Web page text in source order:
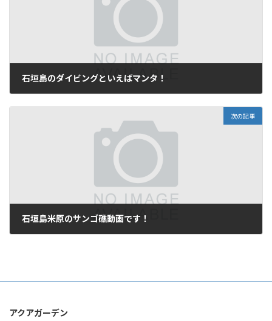
石垣島のダイビングといえばマンタ！
次の記事
石垣島米原のサンゴ礁動画です！
アクアガーデン